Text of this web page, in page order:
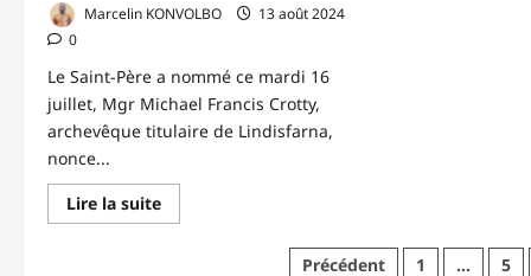
Marcelin KONVOLBO
13 août 2024
0
Le Saint-Père a nommé ce mardi 16
juillet, Mgr Michael Francis Crotty,
archevêque titulaire de Lindisfarna,
nonce...
Lire la suiteEn
savoir
Précédent 1 … 5